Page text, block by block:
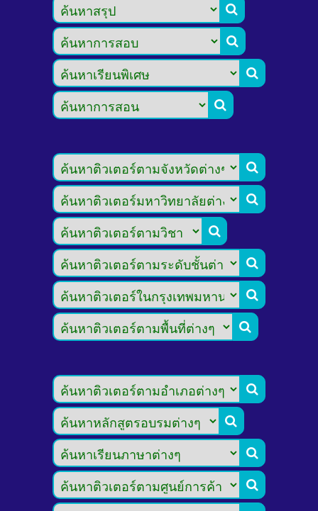













